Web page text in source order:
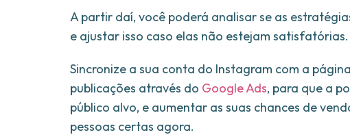
A partir daí, você poderá analisar se as
e ajustar isso caso elas não estejam satisfatórias.
Sincronize a sua conta do Instagram com a
publicações através do Google Ads, para que a
público alvo, e aumentar as suas chances de
pessoas certas agora.